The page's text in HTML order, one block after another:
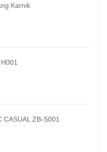
Karnik
CASUAL ZB-S001